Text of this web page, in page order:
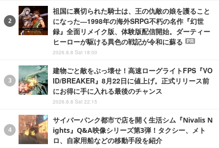
祖国に裏切られた騎士は、王の仇敵の娘を護ること
になった―1998年の海外SRPG不朽の名作『幻世
録』全面リメイク版、体験版配信開始。ダーティー
ヒーローが駆ける異色の戦記が令和に蘇る
PR
2026.8.8 Sat 18:00
建物ごと敵をぶっ壊せ！高速ローグライトFPS『VO
ID/BREAKER』8月22日に値上げ。正式リリース前
にお得に手に入れる最後のチャンス
2026.8.8 Sat 22:15
サイバーパンク都市で店を開く生活シム『Nivalis N
ights』Q&A映像シリーズ第3弾！タクシー、メト
ロ、自家用船などの移動手段を紹介